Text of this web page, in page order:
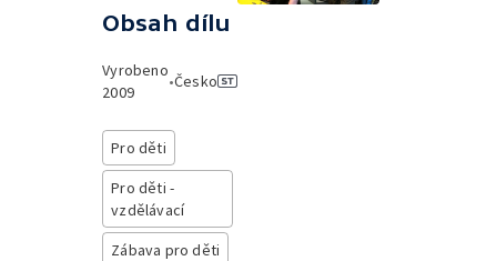
Obsah dílu
Vyrobeno
2009
•Česko
Pro děti
Pro děti -
vzdělávací
Zábava pro děti